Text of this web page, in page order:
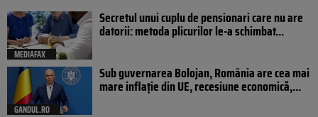
MEDIAFAX
Secretul unui cuplu de pensionari care nu are
datorii: metoda plicurilor le-a schimbat...
GANDUL.RO
Sub guvernarea Bolojan, România are cea mai
mare inflație din UE, recesiune economică,...